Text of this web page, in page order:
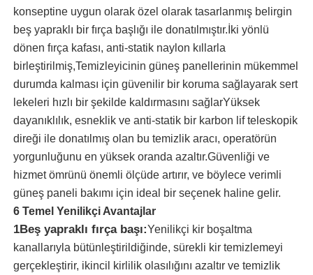
Ana sayfa
Ürünler
VİDEOLAR
konseptine uygun olarak özel olarak tasarlanmış belirgin
beş yapraklı bir fırça başlığı ile donatılmıştır.İki yönlü
dönen fırça kafası, anti-statik naylon kıllarla
birleştirilmiş,Temizleyicinin güneş panellerinin mükemmel
durumda kalması için güvenilir bir koruma sağlayarak sert
lekeleri hızlı bir şekilde kaldırmasını sağlarYüksek
dayanıklılık, esneklik ve anti-statik bir karbon lif teleskopik
direği ile donatılmış olan bu temizlik aracı, operatörün
yorgunluğunu en yüksek oranda azaltır.Güvenliği ve
hizmet ömrünü önemli ölçüde artırır, ve böylece verimli
güneş paneli bakımı için ideal bir seçenek haline gelir.
6 Temel Yenilikçi Avantajlar
1Beş yapraklı fırça başı:Yenilikçi kir boşaltma
kanallarıyla bütünleştirildiğinde, sürekli kir temizlemeyi
gerçekleştirir, ikincil kirlilik olasılığını azaltır ve temizlik